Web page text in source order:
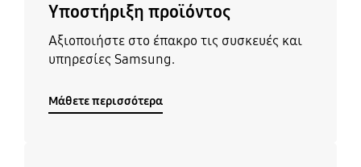
Υποστήριξη προϊόντος
Αξιοποιήστε στο έπακρο τις συσκευές και
υπηρεσίες Samsung.
Μάθετε περισσότερα